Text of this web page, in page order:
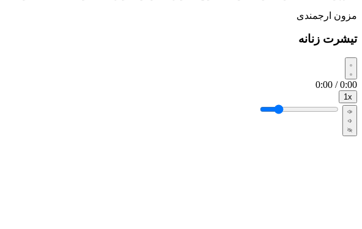
مزون ارجمندی
تیشرت زنانه
0:00 / 0:00
1x